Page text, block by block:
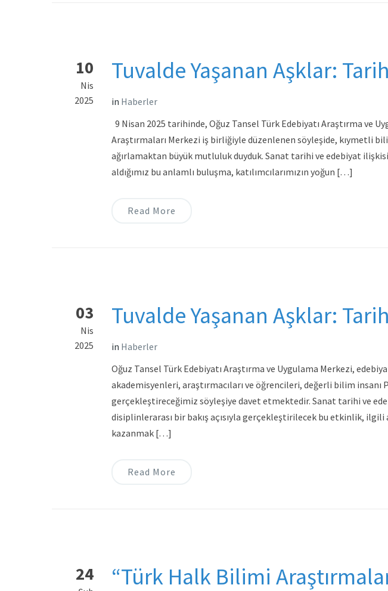
10
Nis
2025
Tuvalde Yaşanan Aşklar:
in Haberler
9 Nisan 2025 tarihinde, Oğuz Tansel Türk Edebiyatı Araştırma ve
Araştırmaları Merkezi iş birliğiyle düzenlenen söyleşide, kıymetli
ağırlamaktan büyük mutluluk duyduk. Sanat tarihi ve edebiyat
aldığımız bu anlamlı buluşma, katılımcılarımızın yoğun […]
Read More
03
Nis
2025
Tuvalde Yaşanan Aşklar:
in Haberler
Oğuz Tansel Türk Edebiyatı Araştırma ve Uygulama Merkezi,
akademisyenleri, araştırmacıları ve öğrencileri, değerli bilim insanı
gerçekleştireceğimiz söyleşiye davet etmektedir. Sanat tarihi ve
disiplinlerarası bir bakış açısıyla gerçekleştirilecek bu etkinlik,
kazanmak […]
Read More
24
“Türk Halk Bilimi